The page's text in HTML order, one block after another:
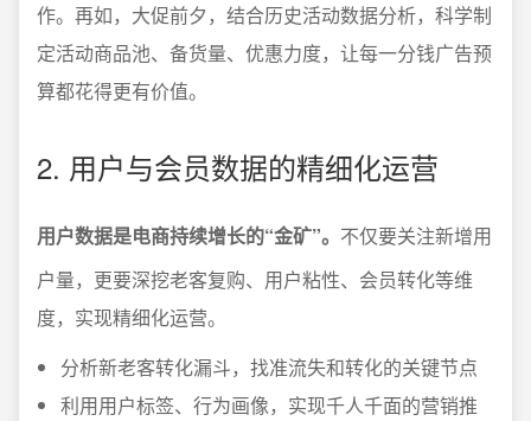
作。再如，大促前夕，结合历史活动数据分析，科学制
定活动商品池、备货量、优惠力度，让每一分钱广告预
算都花得更有价值。
2. 用户与会员数据的精细化运营
用户数据是电商持续增长的“金矿”。 不仅要关注新增用
户量，更要深挖老客复购、用户粘性、会员转化等维
度，实现精细化运营。
分析新老客转化漏斗，找准流失和转化的关键节点
利用用户标签、行为画像，实现千人千面的营销推